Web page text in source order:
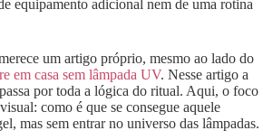
equipamento adicional nem de uma rotina
um artigo próprio, mesmo ao lado do
em casa sem lâmpada UV. Nesse artigo a
por toda a lógica do ritual. Aqui, o foco
como é que se consegue aquele
mas sem entrar no universo das lâmpadas.